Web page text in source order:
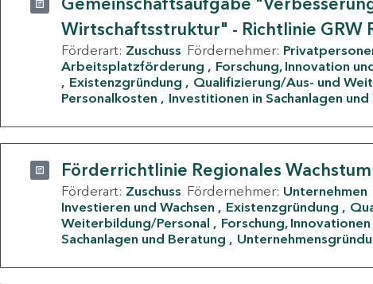
Wirtschaftsstruktur" - Richtlinie GRW
Förderart: Zuschuss Fördernehmer:
Arbeitsplatzförderung
Forschung, Innovation
Existenzgründung
Qualifizierung/Aus- und
Personalkosten
Investitionen in Sachanlagen
Förderrichtlinie Regionales Wachstum
Förderart: Zuschuss Fördernehmer: Unternehmen
Investieren und Wachsen
Existenzgründung
Weiterbildung/Personal
Forschung,
Sachanlagen und Beratung